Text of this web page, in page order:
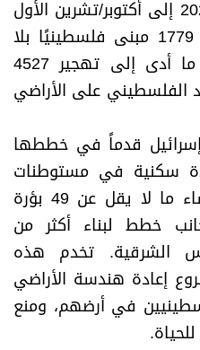
من نوفمبر/تشرين الثاني 2023 إلى أكتوبر/تشرين الأول
2024، هُدم ما لا يقل عن 1779 مبنى فلسطينيًا بلا
رحمة في الضفة الغربية، ما أدى إلى تهجير 4527
على الأراضي
قدماً في خططها
من 10,300 وحدة سكنية في مستوطنات
الضفة الغربية، ودعمت إنشاء ما لا يقل عن 49 بؤرة
خطط لبناء أكثر من
الشرقية. تخدم هذه
إعادة هندسة الأراضي
في أرضهم، ومنع